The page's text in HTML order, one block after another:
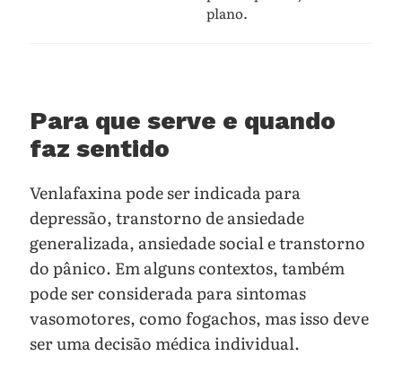
plano.
Para que serve e quando
faz sentido
Venlafaxina pode ser indicada para
depressão, transtorno de ansiedade
generalizada, ansiedade social e transtorno
do pânico. Em alguns contextos, também
pode ser considerada para sintomas
vasomotores, como fogachos, mas isso deve
ser uma decisão médica individual.